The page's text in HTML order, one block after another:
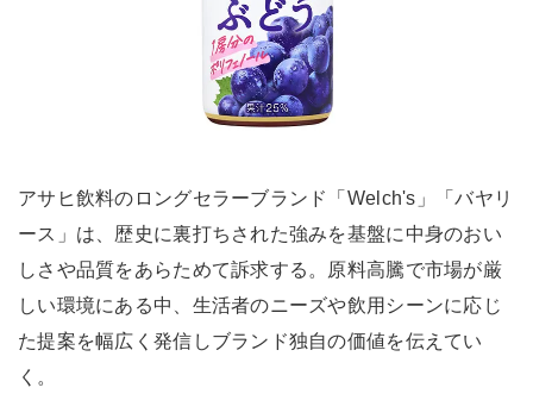
アサヒ飲料のロングセラーブランド「Welch's」「バヤリ
ース」は、歴史に裏打ちされた強みを基盤に中身のおい
しさや品質をあらためて訴求する。原料高騰で市場が厳
しい環境にある中、生活者のニーズや飲用シーンに応じ
た提案を幅広く発信しブランド独自の価値を伝えてい
く。